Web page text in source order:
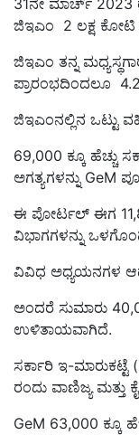
31ನೇ ಮಾರ್ಚ್
ಜಿಇಎಂ 2 ಲಕ್ಷ ಕೋಟಿ
ಜಿಇಎಂ ತನ್ನ
ಪ್ರಾರಂಭದಿಂದಲೂ
ಜಿಇಎಂನಲ್ಲಿನ ಒಟ್ಟು
69,000 ಕ್ಕೂ ಹೆಚ್ಚು
ಅಗತ್ಯಗಳನ್ನು GeM
ಈ ಪೋರ್ಟಲ್ ಈಗ
ವಿಭಾಗಗಳನ್ನು
ವಿವಿಧ ಅಧ್ಯಯನಗಳ
ಅಂದರೆ ಸುಮಾರು
ಉಳಿತಾಯವಾಗಿದೆ.
ಸರ್ಕಾರಿ ಇ-
ರಂದು ವಾಣಿಜ್ಯ ಮತ್ತು
GeM 63,000 ಕ್ಕೂ